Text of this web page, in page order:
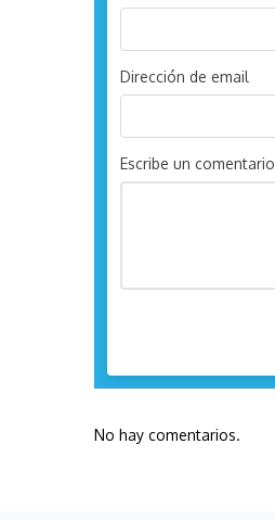
Dirección de email
Escribe un comentario
No hay comentarios.